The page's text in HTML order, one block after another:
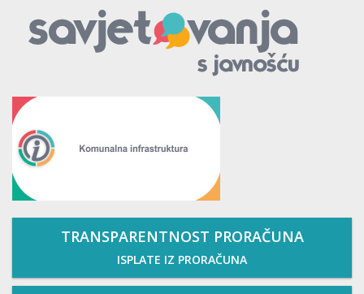
TRANSPARENTNOST PRORAČUNA
ISPLATE IZ PRORAČUNA